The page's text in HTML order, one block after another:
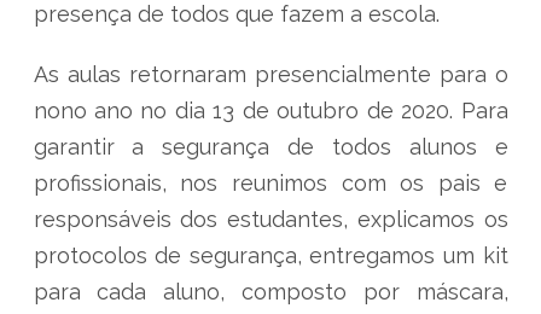
presença de todos que fazem a escola.
As aulas retornaram presencialmente para o
nono ano no dia 13 de outubro de 2020. Para
garantir a segurança de todos alunos e
profissionais, nos reunimos com os pais e
responsáveis dos estudantes, explicamos os
protocolos de segurança, entregamos um kit
para cada aluno, composto por máscara,